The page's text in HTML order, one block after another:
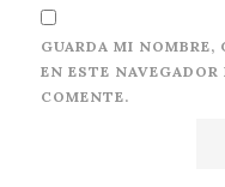
GUARDA MI NOMBRE,
EN ESTE
COMENTE.